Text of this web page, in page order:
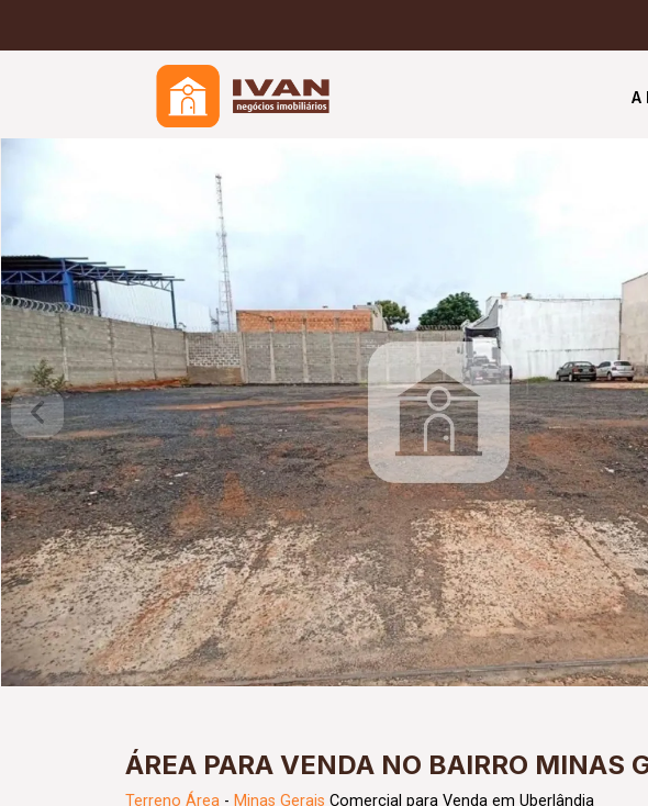
A
ÁREA PARA VENDA NO BAIRRO MINAS
Terreno Área - Minas Gerais Comercial para Venda em Uberlândia